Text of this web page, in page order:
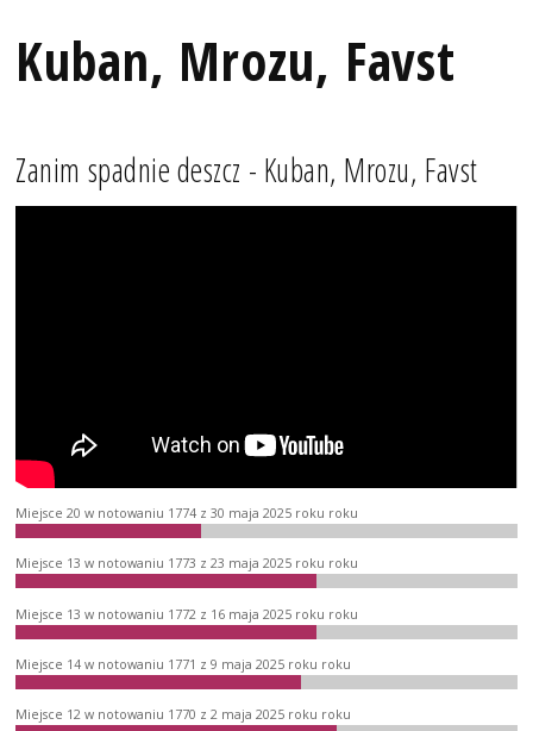
Kuban, Mrozu, Favst
Zanim spadnie deszcz - Kuban, Mrozu, Favst
Miejsce 20 w notowaniu 1774 z 30 maja 2025 roku roku
Miejsce 13 w notowaniu 1773 z 23 maja 2025 roku roku
Miejsce 13 w notowaniu 1772 z 16 maja 2025 roku roku
Miejsce 14 w notowaniu 1771 z 9 maja 2025 roku roku
Miejsce 12 w notowaniu 1770 z 2 maja 2025 roku roku